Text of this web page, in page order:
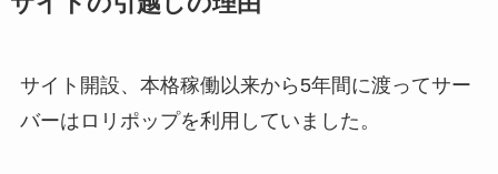
サイト開設、本格稼働以来から5年間に渡ってサー
バーはロリポップを利用していました。